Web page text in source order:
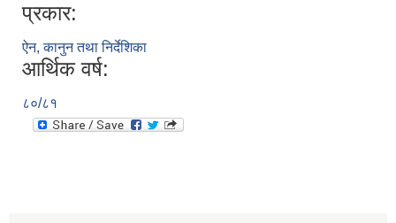
प्रकार:
ऐन, कानुन तथा निर्देशिका
आर्थिक वर्ष:
८०/८१